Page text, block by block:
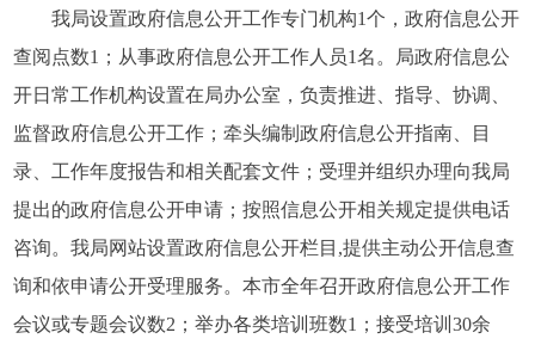
我局设置政府信息公开工作专门机构1个，政府信息公开
查阅点数1；从事政府信息公开工作人员1名。局政府信息公
开日常工作机构设置在局办公室，负责推进、指导、协调、
监督政府信息公开工作；牵头编制政府信息公开指南、目
录、工作年度报告和相关配套文件；受理并组织办理向我局
提出的政府信息公开申请；按照信息公开相关规定提供电话
咨询。我局网站设置政府信息公开栏目,提供主动公开信息查
询和依申请公开受理服务。本市全年召开政府信息公开工作
会议或专题会议数2；举办各类培训班数1；接受培训30余